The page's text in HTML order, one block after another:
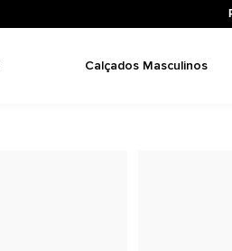
Calçados Masculinos